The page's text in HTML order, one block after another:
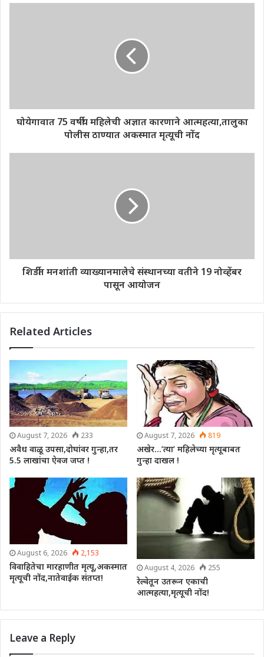
घोयेगावात 75 वर्षीय महिलेची अज्ञात कारणाने आत्महत्या,तालुका
पोलीस ठाण्यात अकस्मात मृत्यूची नोंद
शिर्डीत मनशांती व्याख्यानमालेचे संस्थानच्या वतीने 19 नोव्हेंबर
पासून आयोजन
Related Articles
August 7, 2026 233
अवैध वाळू उपसा,दोघांवर गुन्हा,तर
5.5 लाखांचा ऐवज जप्त !
August 7, 2026 819
अखेर…’त्या’ महिलेच्या मृत्यूबाबत
गुन्हा दाखल !
August 6, 2026 2,153
विवाहितेचा मारहाणीत मृत्यू,अकस्मात
मृत्यूची नोंद,नातेवाईक संतप्त!
August 4, 2026 255
रेल्वेतून उतरून एकाची
आत्महत्या,मृत्यूची नोंद!
Leave a Reply